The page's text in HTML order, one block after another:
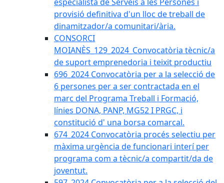
provisió definitiva d'un lloc de treball de
dinamitzador/a comunitari/ària.
CONSORCI
MOIANÈS_129_2024_Convocatòria tècnic/a
de suport emprenedoria i teixit productiu
696_2024 Convocatòria per a la selecció de
6 persones per a ser contractada en el
marc del Programa Treball i Formació,
línies DONA, PANP, MG52 I PRGC, i
constitució d' una borsa comarcal.
674_2024 Convocatòria procés selectiu per
màxima urgència de funcionari interí per
programa com a tècnic/a compartit/da de
joventut.